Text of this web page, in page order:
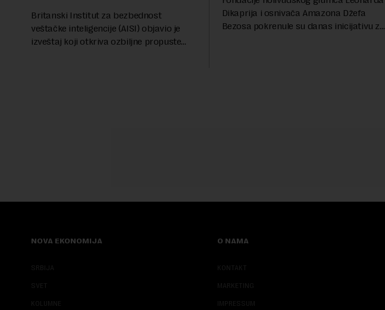
Britanski Institut za bezbednost
veštačke inteligencije (AISI) objavio je
izveštaj koji otkriva ozbiljne propuste
Dikaprija i osnivača Amazona Džefa
Bezosa pokrenule su danas inicijativu za
NOVA EKONOMIJA
SRBIJA
SVET
KOLUMNE
O NAMA
KONTAKT
MARKETING
IMPRESSUM